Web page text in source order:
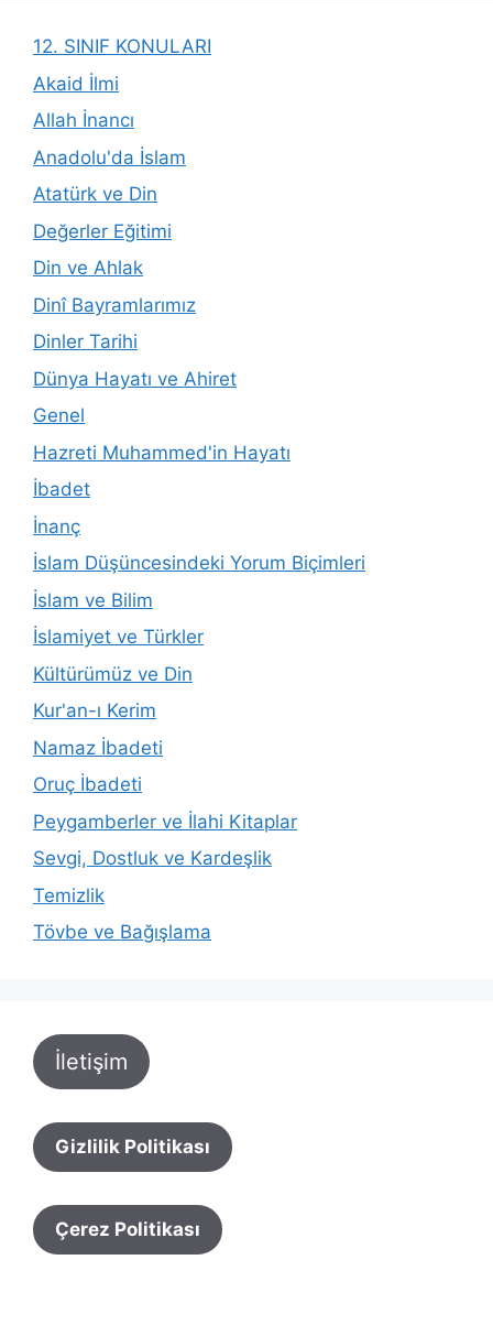
12. SINIF KONULARI
Akaid İlmi
Allah İnancı
Anadolu'da İslam
Atatürk ve Din
Değerler Eğitimi
Din ve Ahlak
Dinî Bayramlarımız
Dinler Tarihi
Dünya Hayatı ve Ahiret
Genel
Hazreti Muhammed'in Hayatı
İbadet
İnanç
İslam Düşüncesindeki Yorum Biçimleri
İslam ve Bilim
İslamiyet ve Türkler
Kültürümüz ve Din
Kur'an-ı Kerim
Namaz İbadeti
Oruç İbadeti
Peygamberler ve İlahi Kitaplar
Sevgi, Dostluk ve Kardeşlik
Temizlik
Tövbe ve Bağışlama
İletişim
Gizlilik Politikası
Çerez Politikası